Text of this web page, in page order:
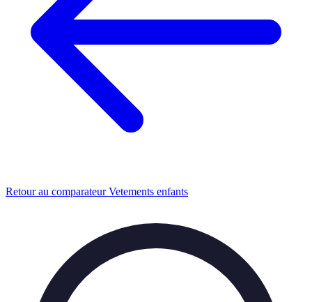
Retour au comparateur Vetements enfants